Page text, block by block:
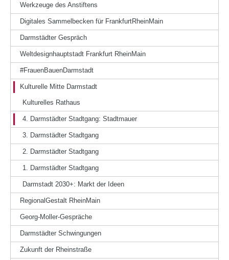
Werkzeuge des Anstiftens
Digitales Sammelbecken für FrankfurtRheinMain
Darmstädter Gespräch
Weltdesignhauptstadt Frankfurt RheinMain
#FrauenBauenDarmstadt
Kulturelle Mitte Darmstadt
Kulturelles Rathaus
4. Darmstädter Stadtgang: Stadtmauer
3. Darmstädter Stadtgang
2. Darmstädter Stadtgang
1. Darmstädter Stadtgang
Darmstadt 2030+: Markt der Ideen
RegionalGestalt RheinMain
Georg-Moller-Gespräche
Darmstädter Schwingungen
Zukunft der Rheinstraße